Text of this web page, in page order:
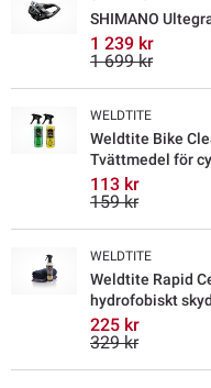
SHIMANO
1 239 kr
1 699 kr
WELDTITE
Weldtite Bike
Tvättmedel för
113 kr
159 kr
WELDTITE
Weldtite Rapid
hydrofobiskt
225 kr
329 kr